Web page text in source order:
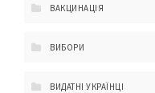
ВАКЦИНАЦІЯ
ВИБОРИ
ВИДАТНІ УКРАЇНЦІ